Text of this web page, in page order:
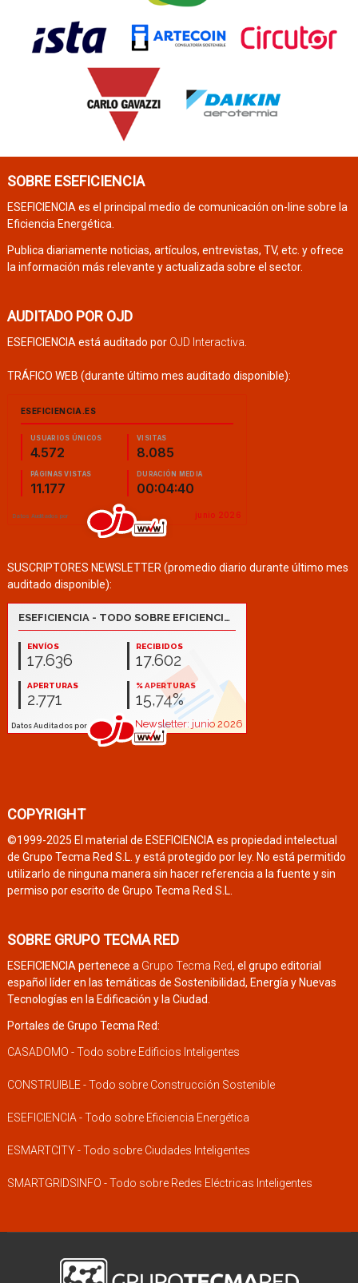
SOBRE ESEFICIENCIA
ESEFICIENCIA es el principal medio de comunicación on-line sobre la
Eficiencia Energética.
Publica diariamente noticias, artículos, entrevistas, TV, etc. y ofrece
la información más relevante y actualizada sobre el sector.
AUDITADO POR OJD
ESEFICIENCIA está auditado por OJD Interactiva
TRÁFICO WEB (durante último mes auditado disponible):
SUSCRIPTORES NEWSLETTER (promedio diario durante último mes
auditado disponible):
COPYRIGHT
©1999-2025 El material de ESEFICIENCIA es propiedad intelectual
de Grupo Tecma Red S.L. y está protegido por ley. No está permitido
utilizarlo de ninguna manera sin hacer referencia a la fuente y sin
permiso por escrito de Grupo Tecma Red S.L.
SOBRE GRUPO TECMA RED
ESEFICIENCIA pertenece a Grupo Tecma Red, el grupo editorial
español líder en las temáticas de Sostenibilidad, Energía y Nuevas
Tecnologías en la Edificación y la Ciudad.
Portales de Grupo Tecma Red:
CASADOMO - Todo sobre Edificios Inteligentes
CONSTRUIBLE - Todo sobre Construcción Sostenible
ESEFICIENCIA - Todo sobre Eficiencia Energética
ESMARTCITY - Todo sobre Ciudades Inteligentes
SMARTGRIDSINFO - Todo sobre Redes Eléctricas Inteligentes